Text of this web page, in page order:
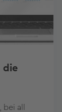
die
all